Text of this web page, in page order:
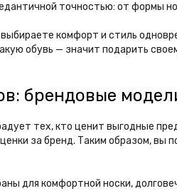
точностью: от формы
комфорт и стиль
обувь — значит подарить
брендовые
тех, кто ценит выгодные
за бренд. Таким образом, вы
для комфортной носки,